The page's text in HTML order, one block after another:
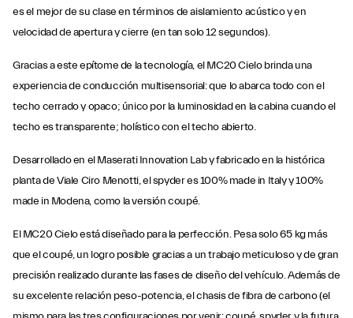
es el mejor de su clase en términos de aislamiento acústico y en
velocidad de apertura y cierre (en tan solo 12 segundos).
Gracias a este epítome de la tecnología, el MC20 Cielo brinda una
experiencia de conducción multisensorial: que lo abarca todo con el
techo cerrado y opaco; único por la luminosidad en la cabina cuando el
techo es transparente; holístico con el techo abierto.
Desarrollado en el Maserati Innovation Lab y fabricado en la histórica
planta de Viale Ciro Menotti, el spyder es 100% made in Italy y 100%
made in Modena, como la versión coupé.
El MC20 Cielo está diseñado para la perfección. Pesa solo 65 kg más
que el coupé, un logro posible gracias a un trabajo meticuloso y de gran
precisión realizado durante las fases de diseño del vehículo. Además de
su excelente relación peso-potencia, el chasis de fibra de carbono (el